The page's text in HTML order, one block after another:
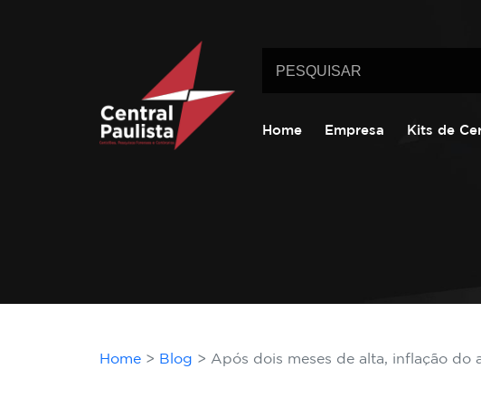
Home Empresa Kits de
Home Blog Após dois meses de alta, inflação do